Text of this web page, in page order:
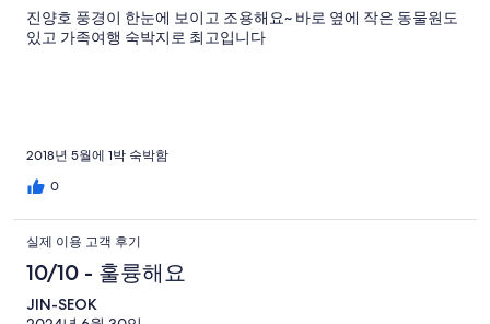
진양호 풍경이 한눈에 보이고 조용해요~ 바로 옆에 작은 동물원도
있고 가족여행 숙박지로 최고입니다
2018년 5월에 1박 숙박함
0
실제 이용 고객 후기
10/10 - 훌륭해요
JIN-SEOK